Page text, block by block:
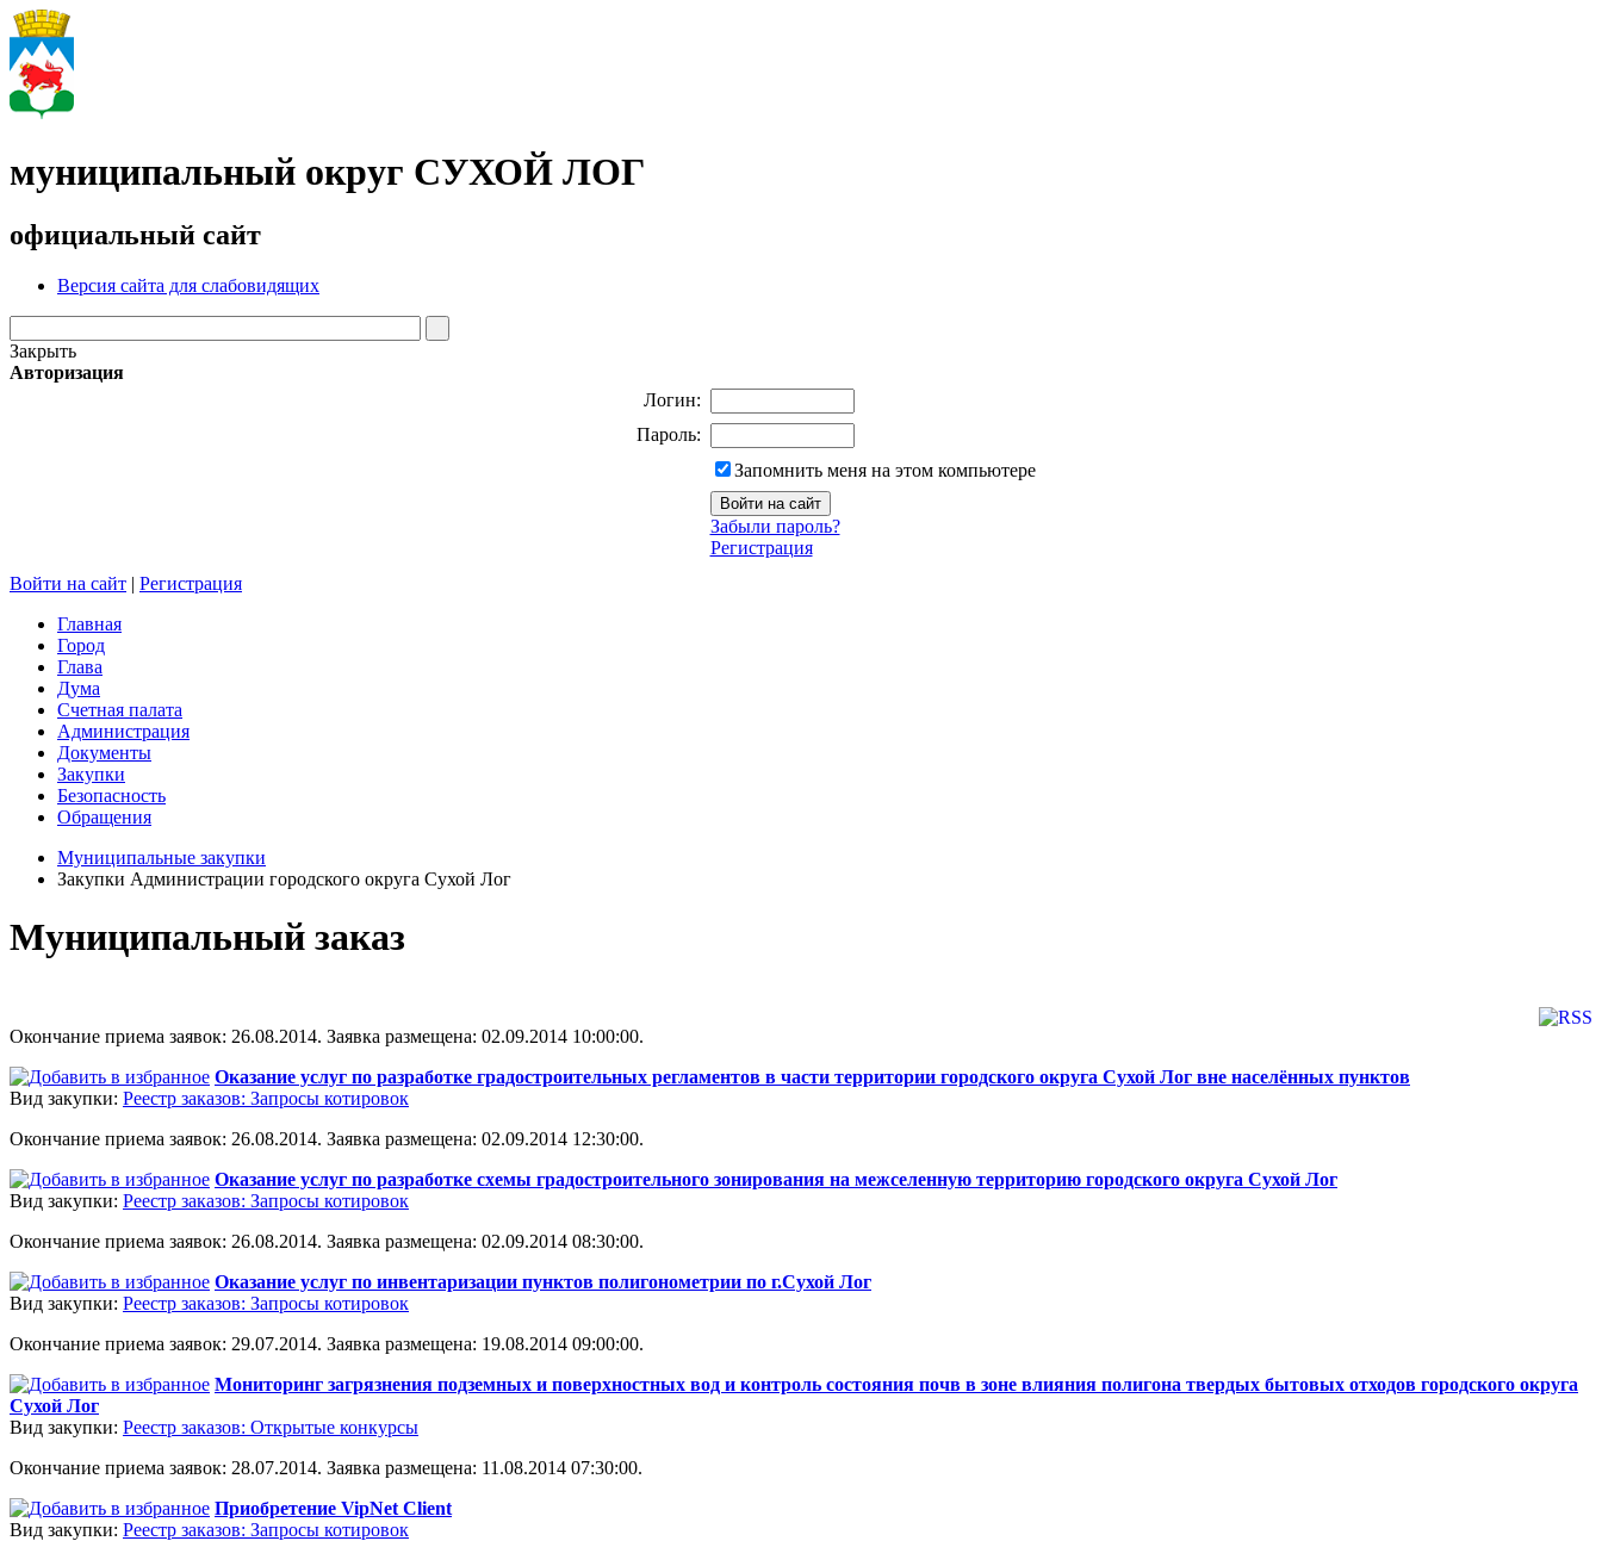
муниципальный округ СУХОЙ ЛОГ
официальный сайт
Версия сайта для слабовидящих
Закрыть
Авторизация
Логин:
Пароль:
Запомнить меня на этом компьютере
Забыли пароль?
Регистрация
Войти на сайт | Регистрация
Главная
Город
Глава
Дума
Счетная палата
Администрация
Документы
Закупки
Безопасность
Обращения
Муниципальные закупки
Закупки Администрации городского округа Сухой Лог
Муниципальный заказ
Окончание приема заявок: 26.08.2014. Заявка размещена: 02.09.2014 10:00:00.
Оказание услуг по разработке градостроительных регламентов в части территории городского округа Сухой Лог вне населённых пунктов
Вид закупки: Реестр заказов: Запросы котировок
Окончание приема заявок: 26.08.2014. Заявка размещена: 02.09.2014 12:30:00.
Оказание услуг по разработке схемы градостроительного зонирования на межселенную территорию городского округа Сухой Лог
Вид закупки: Реестр заказов: Запросы котировок
Окончание приема заявок: 26.08.2014. Заявка размещена: 02.09.2014 08:30:00.
Оказание услуг по инвентаризации пунктов полигонометрии по г.Сухой Лог
Вид закупки: Реестр заказов: Запросы котировок
Окончание приема заявок: 29.07.2014. Заявка размещена: 19.08.2014 09:00:00.
Мониторинг загрязнения подземных и поверхностных вод и контроль состояния почв в зоне влияния полигона твердых бытовых отходов городского округа
Сухой Лог
Вид закупки: Реестр заказов: Открытые конкурсы
Окончание приема заявок: 28.07.2014. Заявка размещена: 11.08.2014 07:30:00.
Приобретение VipNet Client
Вид закупки: Реестр заказов: Запросы котировок